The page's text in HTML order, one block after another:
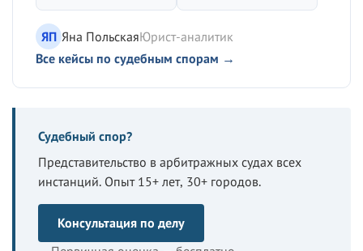
ЯП Яна ПольскаяЮрист-аналитик
Все кейсы по судебным спорам →
Судебный спор?
Представительство в арбитражных судах всех
инстанций. Опыт 15+ лет, 30+ городов.
Консультация по делу